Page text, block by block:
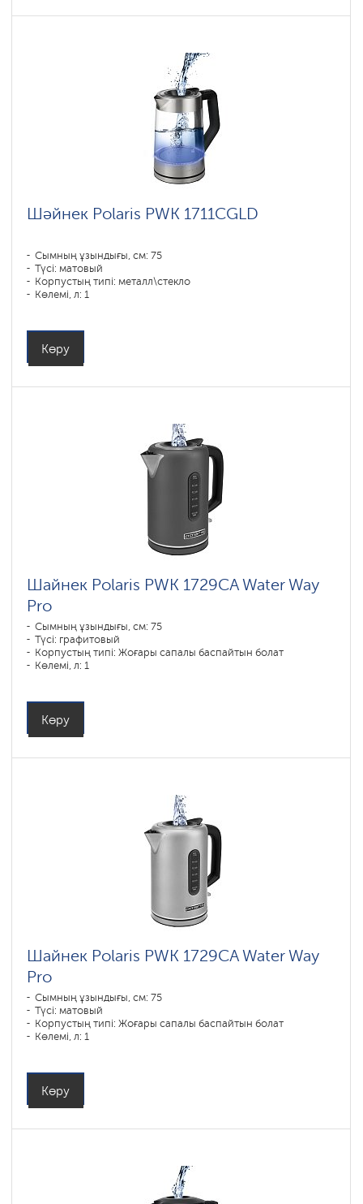
Шәйнек Polaris PWK 1711CGLD
Сымның ұзындығы, см: 75
Түсі: матовый
Корпустың типі: металл\стекло
Көлемі, л: 1
Көру
Шайнек Polaris PWK 1729CA Water Way
Pro
Сымның ұзындығы, см: 75
Түсі: графитовый
Корпустың типі: Жоғары сапалы баспайтын болат
Көлемі, л: 1
Көру
Шайнек Polaris PWK 1729CA Water Way
Pro
Сымның ұзындығы, см: 75
Түсі: матовый
Корпустың типі: Жоғары сапалы баспайтын болат
Көлемі, л: 1
Көру